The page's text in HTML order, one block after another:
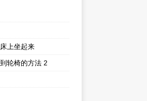
上坐起来
轮椅的方法 2